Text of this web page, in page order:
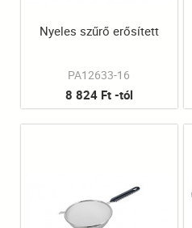
Nyeles szűrő erősített
PA12633-16
8 824 Ft -tól